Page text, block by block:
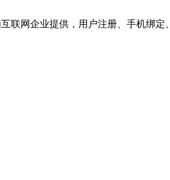
联网企业提供，用户注册、手机绑